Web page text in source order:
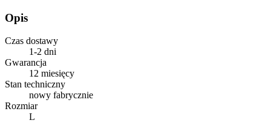
Opis
Czas dostawy
1-2 dni
Gwarancja
12 miesięcy
Stan techniczny
nowy fabrycznie
Rozmiar
L